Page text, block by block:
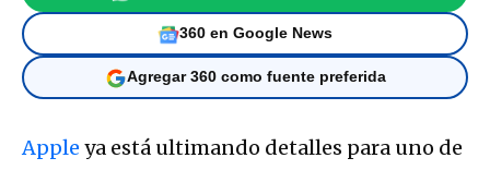
360 en Google News
Agregar 360 como fuente preferida
Apple ya está ultimando detalles para uno de